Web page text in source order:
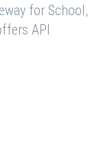
for School,
API